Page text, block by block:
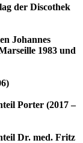
der Discothek
Johannes
1983 und
Porter (2017 –
Dr. med. Fritz